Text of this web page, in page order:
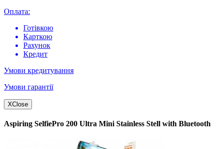
Оплата:
Готівкою
Карткою
Рахунок
Кредит
Умови кредитування
Умови гарантії
XClose
Aspiring SelfiePro 200 Ultra Mini Stainless Stell with Bluetooth